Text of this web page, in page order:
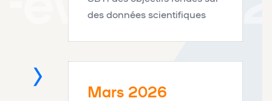
des données scientifiques
Mars 2026